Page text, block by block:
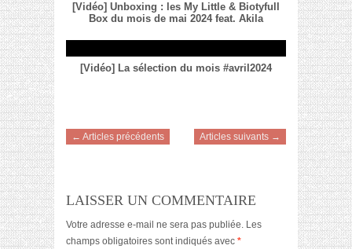
[Vidéo] Unboxing : les My Little & Biotyfull
Box du mois de mai 2024 feat. Akila
[Vidéo] La sélection du mois #avril2024
← Articles précédents Articles suivants →
LAISSER UN COMMENTAIRE
Votre adresse e-mail ne sera pas publiée. Les
champs obligatoires sont indiqués avec *